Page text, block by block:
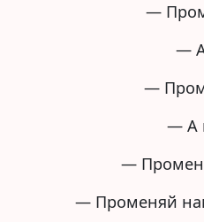
—
— А
—
— А
—
— Променяй